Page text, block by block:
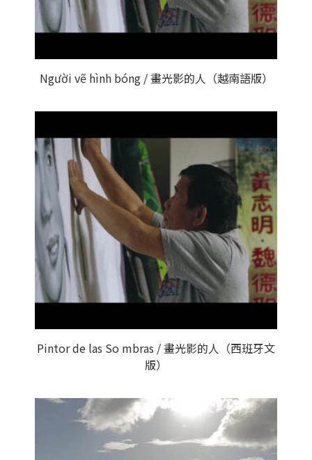
Người vẽ hình bóng / 畫光影的人（越南語版）
Pintor de las So mbras / 畫光影的人（西班牙文
版）